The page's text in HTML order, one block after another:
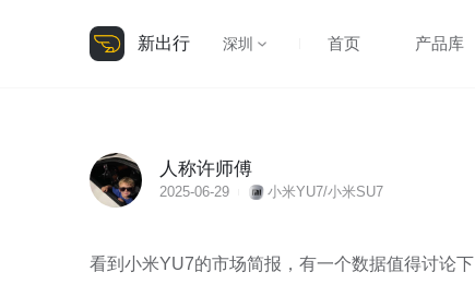
新出行 深圳 首页 产品库
人称许师傅
2025-06-29 小米YU7/小米SU7
看到小米YU7的市场简报，有一个数据值得讨论下